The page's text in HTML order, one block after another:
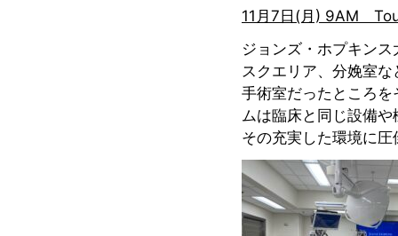
11 月7日(月) 9AM
ジョンズ・ホプキン
スクエリア、分娩室
手術室だったところ
ムは臨床と同じ設備
その充実した環境に